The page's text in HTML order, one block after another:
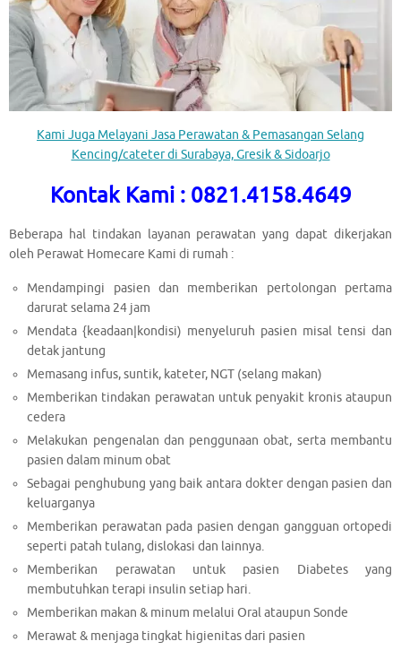
Kami Juga Melayani Jasa Perawatan & Pemasangan Selang
Kencing/cateter di Surabaya, Gresik & Sidoarjo
Kontak Kami : 0821.4158.4649
Beberapa hal tindakan layanan perawatan yang dapat dikerjakan
oleh Perawat Homecare Kami di rumah :
Mendampingi pasien dan memberikan pertolongan pertama
darurat selama 24 jam
Mendata {keadaan|kondisi) menyeluruh pasien misal tensi dan
detak jantung
Memasang infus, suntik, kateter, NGT (selang makan)
Memberikan tindakan perawatan untuk penyakit kronis ataupun
cedera
Melakukan pengenalan dan penggunaan obat, serta membantu
pasien dalam minum obat
Sebagai penghubung yang baik antara dokter dengan pasien dan
keluarganya
Memberikan perawatan pada pasien dengan gangguan ortopedi
seperti patah tulang, dislokasi dan lainnya.
Memberikan perawatan untuk pasien Diabetes yang
membutuhkan terapi insulin setiap hari.
Memberikan makan & minum melalui Oral ataupun Sonde
Merawat & menjaga tingkat higienitas dari pasien